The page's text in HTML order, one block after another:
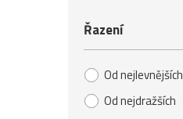
Řazení
Od nejlevnějších
Od nejdražších